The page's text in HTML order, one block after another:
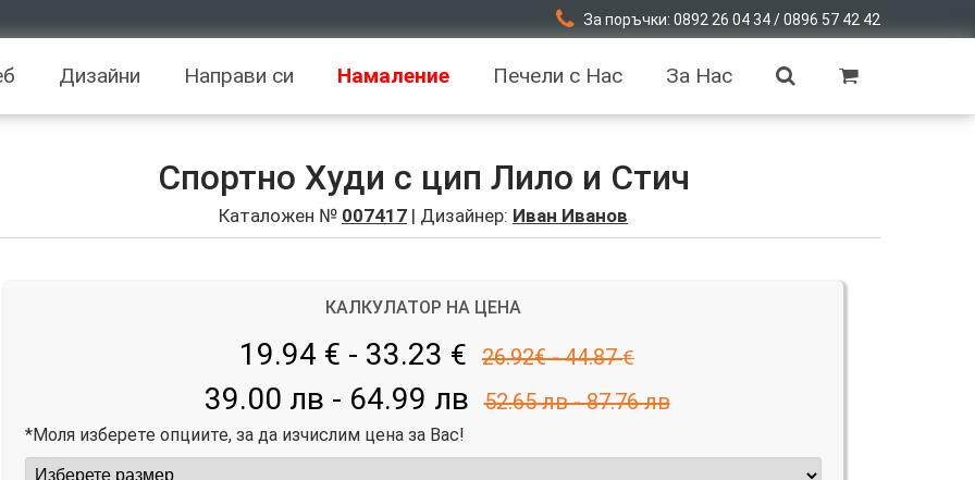
За поръчки: 0892 26 04 34 / 0896 57 42 42
Дизайни Направи си Намаление Печели с Нас За Нас
Спортно Худи с цип Лило и Стич
Каталожен № 007417 | Дизайнер: Иван Иванов
КАЛКУЛАТОР НА ЦЕНА
19.94 € - 33.23 € 26.92€ - 44.87 €
39.00 лв - 64.99 лв 52.65 лв - 87.76 лв
*Моля изберете опциите, за да изчислим цена за Вас!